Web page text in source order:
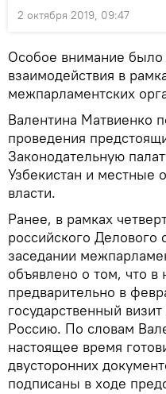
2 октября 2019, 09:47
Особое внимание
взаимодействия в
межпарламентских
Валентина Матвиенко
проведения
Законодательную
Узбекистан и местные
власти.
Ранее, в рамках
российского Делового
заседании
объявлено о том, что в
предварительно в
государственный
Россию. По словам
настоящее время
двусторонних
подписаны в ходе